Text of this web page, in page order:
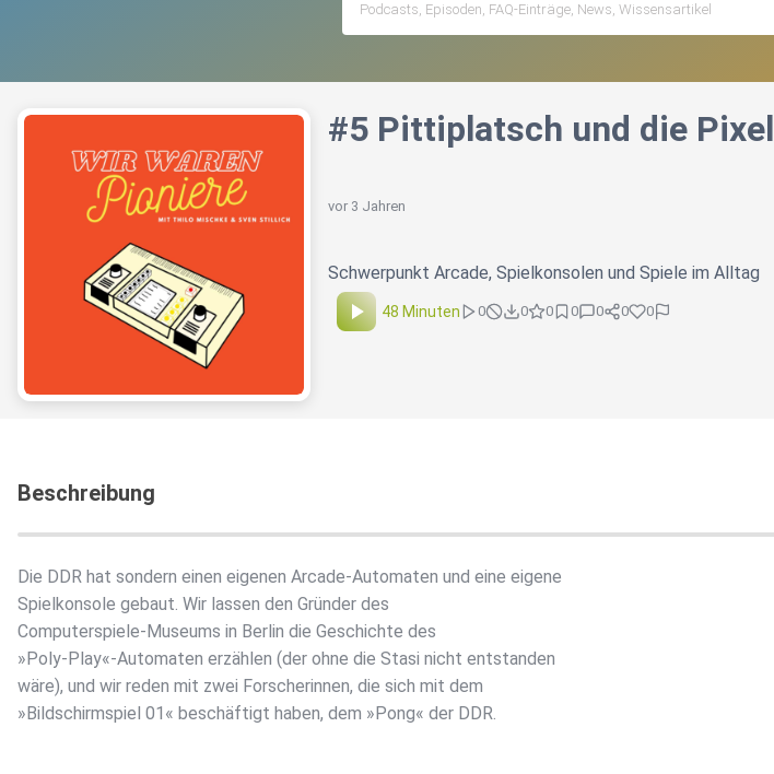
#5 Pittiplatsch und die Pixel
vor 3 Jahren
Schwerpunkt Arcade, Spielkonsolen und Spiele im Alltag
48 Minuten 0 0 0 0 0 0 0
Beschreibung
Die DDR hat sondern einen eigenen Arcade-Automaten und eine eigene
Spielkonsole gebaut. Wir lassen den Gründer des
Computerspiele-Museums in Berlin die Geschichte des
»Poly-Play«-Automaten erzählen (der ohne die Stasi nicht entstanden
wäre), und wir reden mit zwei Forscherinnen, die sich mit dem
»Bildschirmspiel 01« beschäftigt haben, dem »Pong« der DDR.